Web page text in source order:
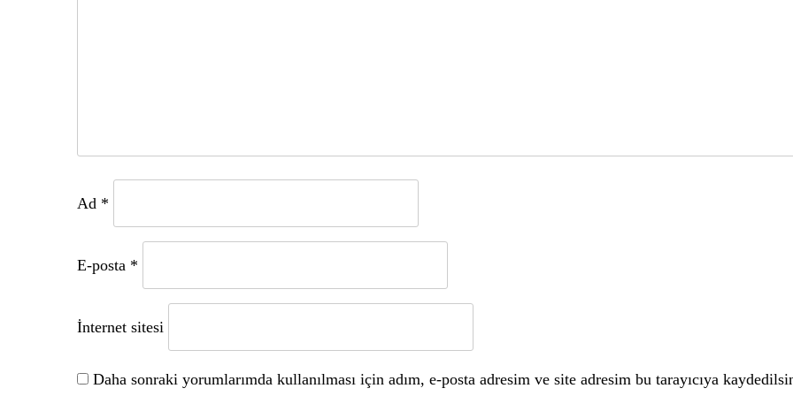
Ad *
E-posta *
İnternet sitesi
Daha sonraki yorumlarımda kullanılması için adım, e-posta adresim ve site adresim bu tarayıcıya